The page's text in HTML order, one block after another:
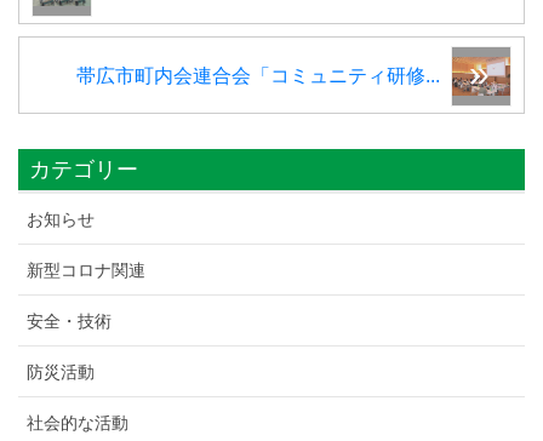
帯広市町内会連合会「コミュニティ研修...
カテゴリー
お知らせ
新型コロナ関連
安全・技術
防災活動
社会的な活動